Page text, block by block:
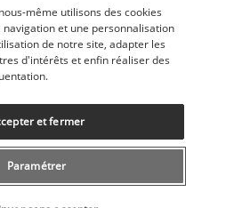
même utilisons des cookies
et une personnalisation
de notre site, adapter les
d'intérêts et enfin réaliser des
Paramétrer
et fermer